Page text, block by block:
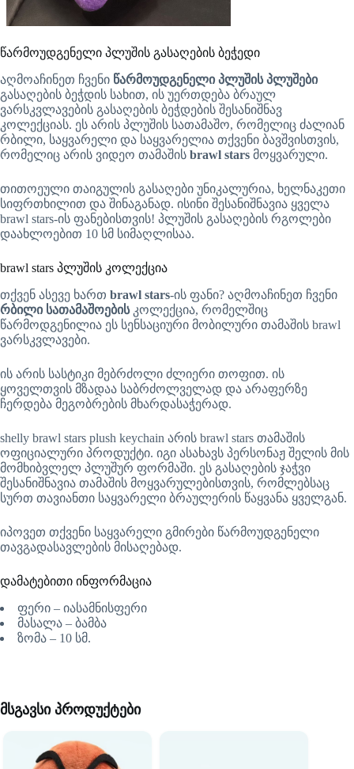
წარმოუდგენელი პლუშის გასაღების ბეჭედი
აღმოაჩინეთ ჩვენი წარმოუდგენელი პლუშის პლუშები
გასაღების ბეჭდის სახით, ის უერთდება ბრაულ
ვარსკვლავების გასაღების ბეჭდების შესანიშნავ
კოლექციას. ეს არის პლუშის სათამაშო, რომელიც ძალიან
რბილი, საყვარელი და საყვარელია თქვენი ბავშვისთვის,
რომელიც არის ვიდეო თამაშის brawl stars მოყვარული.
თითოეული თაიგულის გასაღები უნიკალურია, ხელნაკეთი
სიფრთხილით და შინაგანად. ისინი შესანიშნავია ყველა
brawl stars-ის ფანებისთვის! პლუშის გასაღების რგოლები
დაახლოებით 10 სმ სიმაღლისაა.
brawl stars პლუშის კოლექცია
თქვენ ასევე ხართ brawl stars-ის ფანი? აღმოაჩინეთ ჩვენი
რბილი სათამაშოებისკოლექცია, რომელშიც
წარმოდგენილია ეს სენსაციური მობილური თამაშის brawl
ვარსკვლავები.
ის არის სასტიკი მებრძოლი ძლიერი თოფით. ის
ყოველთვის მზადაა საბრძოლველად და არაფერზე
ჩერდება მეგობრების მხარდასაჭერად.
shelly brawl stars plush keychain არის brawl stars თამაშის
ოფიციალური პროდუქტი. იგი ასახავს პერსონაჟ შელის მის
მომხიბვლელ პლუშურ ფორმაში. ეს გასაღების ჯაჭვი
შესანიშნავია თამაშის მოყვარულებისთვის, რომლებსაც
სურთ თავიანთი საყვარელი ბრაულერის წაყვანა ყველგან.
იპოვეთ თქვენი საყვარელი გმირები წარმოუდგენელი
თავგადასავლების მისაღებად.
დამატებითი ინფორმაცია
ფერი – იასამნისფერი
მასალა – ბამბა
ზომა – 10 სმ.
მსგავსი პროდუქტები